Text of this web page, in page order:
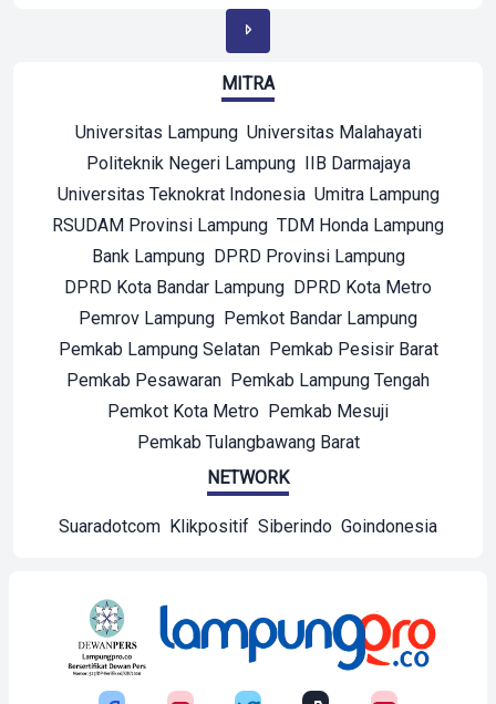
MITRA
Universitas Lampung Universitas Malahayati
Politeknik Negeri Lampung IIB Darmajaya
Universitas Teknokrat Indonesia Umitra Lampung
RSUDAM Provinsi Lampung TDM Honda Lampung
Bank Lampung DPRD Provinsi Lampung
DPRD Kota Bandar Lampung DPRD Kota Metro
Pemrov Lampung Pemkot Bandar Lampung
Pemkab Lampung Selatan Pemkab Pesisir Barat
Pemkab Pesawaran Pemkab Lampung Tengah
Pemkot Kota Metro Pemkab Mesuji
Pemkab Tulangbawang Barat
NETWORK
Suaradotcom Klikpositif Siberindo Goindonesia